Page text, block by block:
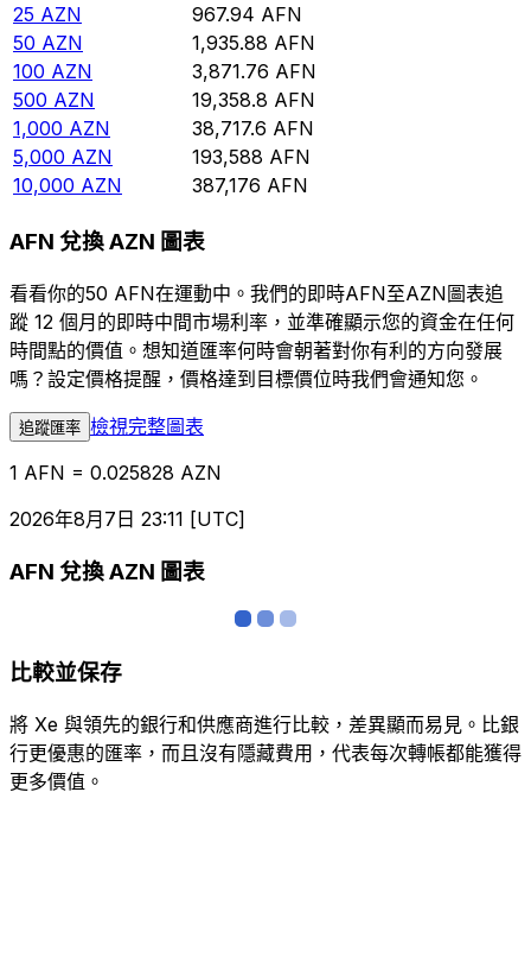
25 AZN 967.94 AFN
50 AZN 1,935.88 AFN
100 AZN 3,871.76 AFN
500 AZN 19,358.8 AFN
1,000 AZN 38,717.6 AFN
5,000 AZN 193,588 AFN
10,000 AZN 387,176 AFN
AFN 兌換 AZN 圖表
看看你的50 AFN在運動中。我們的即時AFN至AZN圖表追
蹤 12 個月的即時中間市場利率，並準確顯示您的資金在任何
時間點的價值。想知道匯率何時會朝著對你有利的方向發展
嗎？設定價格提醒，價格達到目標價位時我們會通知您。
追蹤匯率 檢視完整圖表
1 AFN = 0.025828 AZN
2026年8月7日 23:11 [UTC]
AFN 兌換 AZN 圖表
比較並保存
將 Xe 與領先的銀行和供應商進行比較，差異顯而易見。比銀
行更優惠的匯率，而且沒有隱藏費用，代表每次轉帳都能獲得
更多價值。